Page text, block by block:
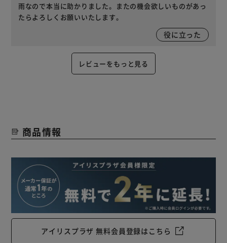
雨なので本当に助かりました。またの機会欲しいものがあっ
たらよろしくお願いいたします。
役に立った
レビューをもっと見る
商品情報
アイリスプラザ 無料会員登録はこちら